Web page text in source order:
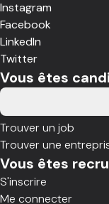
Instagram
Facebook
LinkedIn
Twitter
Vous êtes
Trouver un job
Trouver une
Vous êtes
S'inscrire
Me connecter